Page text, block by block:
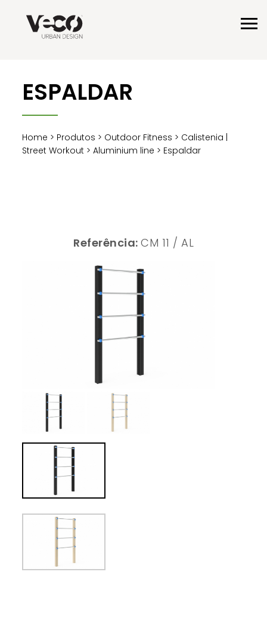
ESPALDAR
Home > Produtos > Outdoor Fitness > Calistenia |
Street Workout >Aluminium line > Espaldar
Referência: CM 11 / AL